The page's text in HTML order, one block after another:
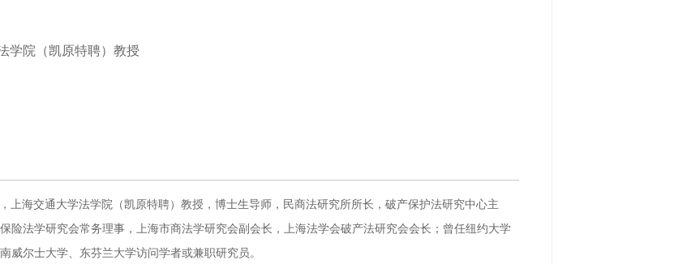
学院（凯原特聘）教授
海交通大学法学院（凯原特聘）教授，博士生导师，民商法研究所所长，破产保护法研究中心主
险法学研究会常务理事，上海市商法学研究会副会长，上海法学会破产法研究会会长；曾任纽约大学
威尔士大学、东芬兰大学访问学者或兼职研究员。